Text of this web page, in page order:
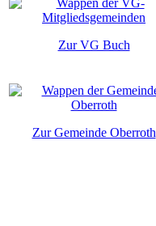
Zur VG Buch
Zur Gemeinde Oberroth